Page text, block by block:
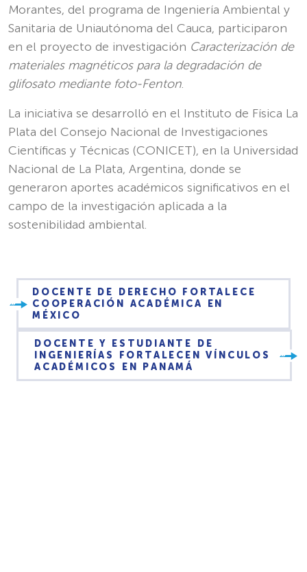
Morantes, del programa de Ingeniería Ambiental y
Sanitaria de Uniautónoma del Cauca, participaron
en el proyecto de investigación Caracterización de
materiales magnéticos para la degradación de
glifosato mediante foto-Fenton.
La iniciativa se desarrolló en el Instituto de Física La
Plata del Consejo Nacional de Investigaciones
Científicas y Técnicas (CONICET), en la Universidad
Nacional de La Plata, Argentina, donde se
generaron aportes académicos significativos en el
campo de la investigación aplicada a la
sostenibilidad ambiental.
DOCENTE DE DERECHO FORTALECE
COOPERACIÓN ACADÉMICA EN
MÉXICO
DOCENTE Y ESTUDIANTE DE
INGENIERÍAS FORTALECEN VÍNCULOS
ACADÉMICOS EN PANAMÁ